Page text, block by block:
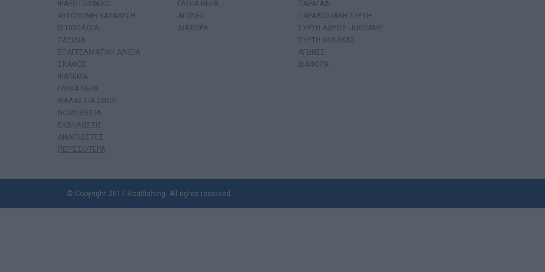
ΨΑΡΟΤΟΥΦΕΚΟ
ΑΥΤΟΝΟΜΗ ΚΑΤΑΔΥΣΗ
ΙΣΤΙΟΠΛΟΙΑ
ΤΑΞΙΔΙΑ
ΕΠΑΓΓΕΛΜΑΤΙΚΗ ΑΛΙΕΙΑ
ΣΚΑΦΟΣ
ΨΑΡΕΜΑ
ΓΛΥΚΑ ΝΕΡΑ
ΘΑΛΑΣΣΙΑ ΣΠΟΡ
ΝΟΜΟΘΕΣΙΑ
ΕΚΔΗΛΩΣΕΙΣ
ΑΝΑΓΝΩΣΤΕΣ
ΠΕΡΙΣΣΟΤΕΡΑ
ΓΛΥΚΑ ΝΕΡΑ
ΑΓΩΝΕΣ
ΔΙΑΦΟΡΑ
ΠΑΡΑΓΑΔΙ
ΠΑΡΑΔΟΣΙΑΚΗ ΣΥΡΤΗ
ΣΥΡΤΗ ΑΦΡΟΥ - BIGGAME
ΣΥΡΤΗ ΦΥΛΑΚΑΣ
ΑΓΩΝΕΣ
ΔΙΑΦΟΡΑ
© Copyright 2017 Boatfishing. All rights reserved.